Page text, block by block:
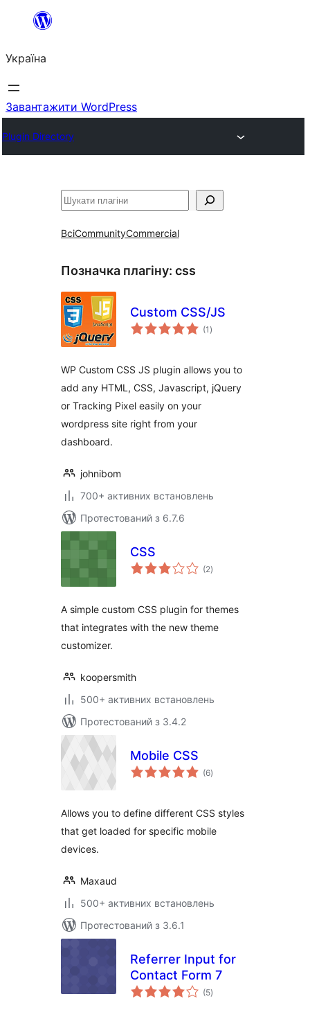
Перейти
вмісту
Україна
Завантажити WordPress
Plugin Directory
Пошук
ВсіCommunityCommercial
Позначка плагіну: css
Custom CSS/JS
(1 загальний
рейтинг
)
WP Custom CSS JS plugin allows you to
add any HTML, CSS, Javascript, jQuery
or Tracking Pixel easily on your
wordpress site right from your
dashboard.
johnibom
700+ активних встановлень
Протестований з 6.7.6
CSS
(2загальний
рейтинг
)
A simple custom CSS plugin for themes
that integrates with the new theme
customizer.
koopersmith
500+ активних встановлень
Протестований з 3.4.2
Mobile CSS
(6загальний
рейтинг
)
Allows you to define different CSS styles
that get loaded for specific mobile
devices.
Maxaud
500+ активних встановлень
Протестований з 3.6.1
Referrer Input for
Contact Form 7
(5загальний
рейтинг
)